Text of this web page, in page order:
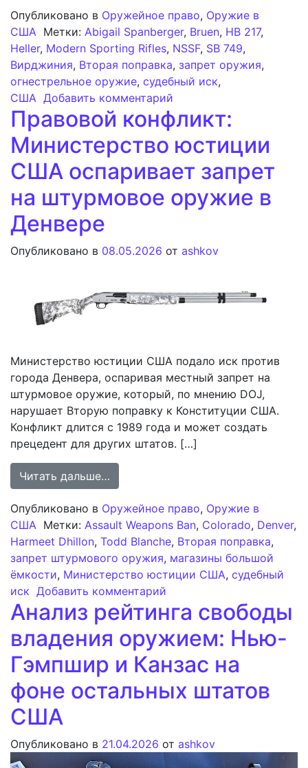
Опубликовано в Оружейное право, Оружие в
США Метки: Abigail Spanberger, Bruen, HB 217,
Heller, Modern Sporting Rifles, NSSF, SB 749,
Вирджиния, Вторая поправка, запрет оружия,
огнестрельное оружие, судебный иск,
США Добавить комментарий
Правовой конфликт:
Министерство юстиции
США оспаривает запрет
на штурмовое оружие в
Денвере
Опубликовано в 08.05.2026 от ashkov
Министерство юстиции США подало иск против
города Денвера, оспаривая местный запрет на
штурмовое оружие, который, по мнению DOJ,
нарушает Вторую поправку к Конституции США.
Конфликт длится с 1989 года и может создать
прецедент для других штатов. […]
Читать дальше…
Опубликовано в Оружейное право, Оружие в
США Метки: Assault Weapons Ban, Colorado, Denver,
Harmeet Dhillon, Todd Blanche, Вторая поправка,
запрет штурмового оружия, магазины большой
ёмкости, Министерство юстиции США, судебный
иск Добавить комментарий
Анализ рейтинга свободы
владения оружием: Нью-
Гэмпшир и Канзас на
фоне остальных штатов
США
Опубликовано в 21.04.2026 от ashkov